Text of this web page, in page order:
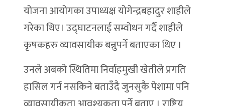
योजना आयोगका उपाध्यक्ष योगेन्द्रबहादुर शाहीले
गरेका थिए। उद्घाटनलाई सम्वोधन गर्दै शाहीले
कृषकहरु व्यावसायीक बन्नुपर्ने बताएका थिए ।
उनले अबको स्थितिमा निर्वाहमुखी खेतीले प्रगति
हासिल गर्न नसकिने बताउँदै जुनसुकै पेशामा पनि